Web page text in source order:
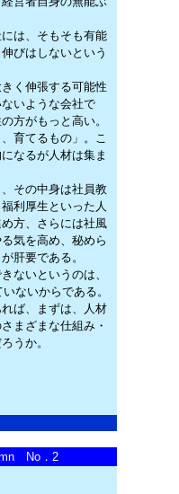
は、そもそも有能
びはしないという
く伸張する可能性
いような会社で
方がもっと高い。
育てるもの」。こ
なるが人材は集ま
その中身は社員教
利厚生といった人
方、さらには社風
気を高め、秘めら
肝要である。
ないというのは、
ないからである。
ば、まずは、人材
まざまな仕組み・
うか。
No．2